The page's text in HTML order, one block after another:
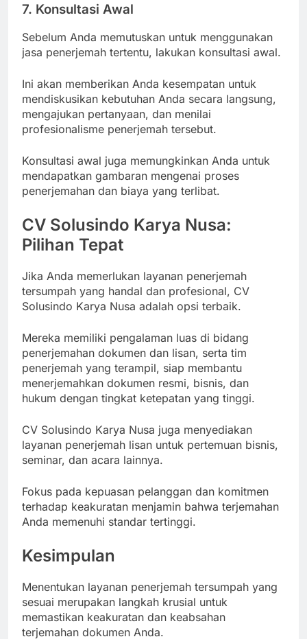
7. Konsultasi Awal
Sebelum Anda memutuskan untuk menggunakan
jasa penerjemah tertentu, lakukan konsultasi awal.
Ini akan memberikan Anda kesempatan untuk
mendiskusikan kebutuhan Anda secara langsung,
mengajukan pertanyaan, dan menilai
profesionalisme penerjemah tersebut.
Konsultasi awal juga memungkinkan Anda untuk
mendapatkan gambaran mengenai proses
penerjemahan dan biaya yang terlibat.
CV Solusindo Karya Nusa:
Pilihan Tepat
Jika Anda memerlukan layanan penerjemah
tersumpah yang handal dan profesional, CV
Solusindo Karya Nusa adalah opsi terbaik.
Mereka memiliki pengalaman luas di bidang
penerjemahan dokumen dan lisan, serta tim
penerjemah yang terampil, siap membantu
menerjemahkan dokumen resmi, bisnis, dan
hukum dengan tingkat ketepatan yang tinggi.
CV Solusindo Karya Nusa juga menyediakan
layanan penerjemah lisan untuk pertemuan bisnis,
seminar, dan acara lainnya.
Fokus pada kepuasan pelanggan dan komitmen
terhadap keakuratan menjamin bahwa terjemahan
Anda memenuhi standar tertinggi.
Kesimpulan
Menentukan layanan penerjemah tersumpah yang
sesuai merupakan langkah krusial untuk
memastikan keakuratan dan keabsahan
terjemahan dokumen Anda.